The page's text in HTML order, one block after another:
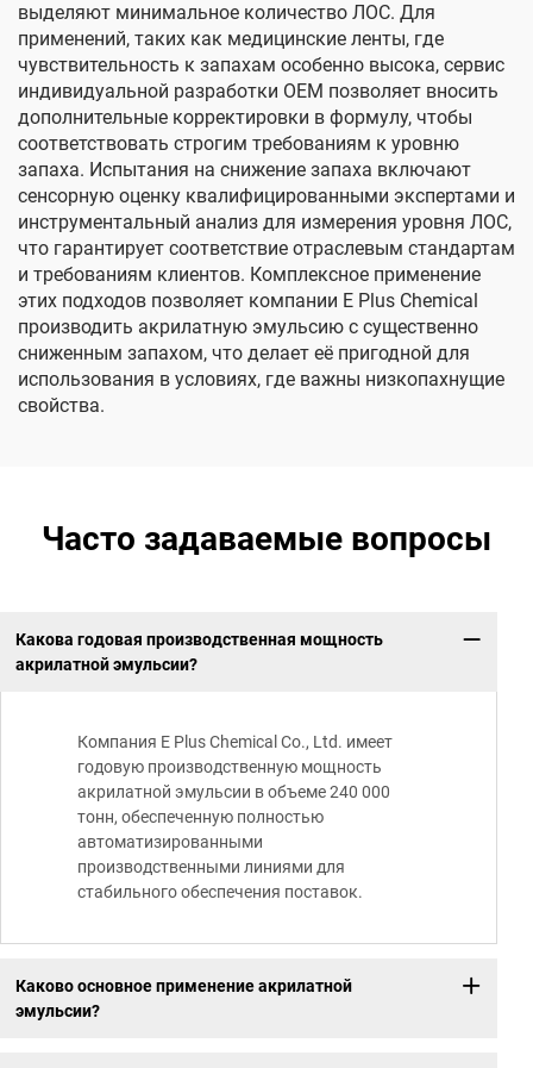
выделяют минимальное количество ЛОС. Для
применений, таких как медицинские ленты, где
чувствительность к запахам особенно высока, сервис
индивидуальной разработки OEM позволяет вносить
дополнительные корректировки в формулу, чтобы
соответствовать строгим требованиям к уровню
запаха. Испытания на снижение запаха включают
сенсорную оценку квалифицированными экспертами и
инструментальный анализ для измерения уровня ЛОС,
что гарантирует соответствие отраслевым стандартам
и требованиям клиентов. Комплексное применение
этих подходов позволяет компании E Plus Chemical
производить акрилатную эмульсию с существенно
сниженным запахом, что делает её пригодной для
использования в условиях, где важны низкопахнущие
свойства.
Часто задаваемые вопросы
Какова годовая производственная мощность
акрилатной эмульсии?
Компания E Plus Chemical Co., Ltd. имеет
годовую производственную мощность
акрилатной эмульсии в объеме 240 000
тонн, обеспеченную полностью
автоматизированными
производственными линиями для
стабильного обеспечения поставок.
Каково основное применение акрилатной
эмульсии?